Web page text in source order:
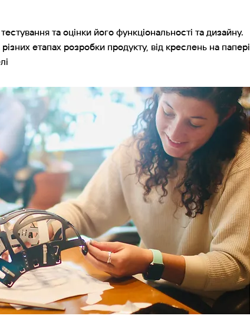
та оцінки його функціональності та дизайну.
етапах розробки продукту, від креслень на папері